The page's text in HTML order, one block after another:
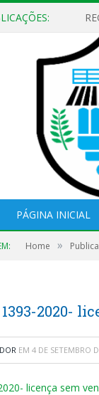
PÁGINA INICIAL
Home »
1393-2020-
EM 4 DE SETEMBRO
licença sem